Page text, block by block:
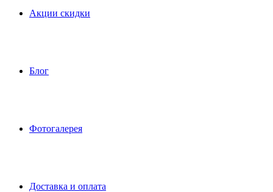
Акции скидки
Блог
Фотогалерея
Доставка и оплата